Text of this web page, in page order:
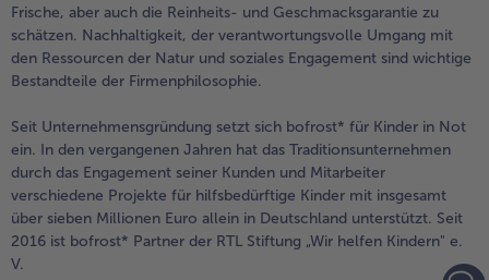
Frische, aber auch die Reinheits- und Geschmacksgarantie zu
schätzen. Nachhaltigkeit, der verantwortungsvolle Umgang mit
den Ressourcen der Natur und soziales Engagement sind wichtige
Bestandteile der Firmenphilosophie.
Seit Unternehmensgründung setzt sich bofrost* für Kinder in Not
ein. In den vergangenen Jahren hat das Traditionsunternehmen
durch das Engagement seiner Kunden und Mitarbeiter
verschiedene Projekte für hilfsbedürftige Kinder mit insgesamt
über sieben Millionen Euro allein in Deutschland unterstützt. Seit
2016 ist bofrost* Partner der RTL Stiftung „Wir helfen Kindern" e.
V.